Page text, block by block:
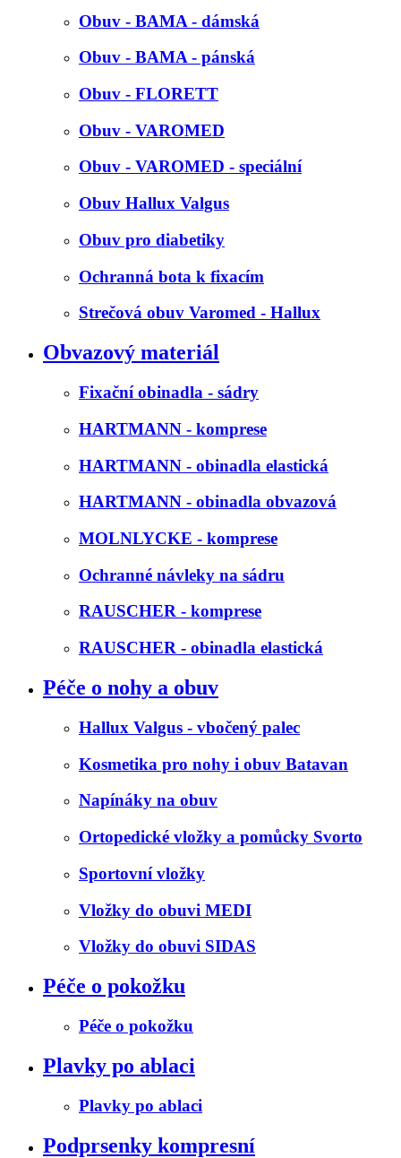
Obuv - BAMA - dámská
Obuv - BAMA - pánská
Obuv - FLORETT
Obuv - VAROMED
Obuv - VAROMED - speciální
Obuv Hallux Valgus
Obuv pro diabetiky
Ochranná bota k fixacím
Strečová obuv Varomed - Hallux
Obvazový materiál
Fixační obinadla - sádry
HARTMANN - komprese
HARTMANN - obinadla elastická
HARTMANN - obinadla obvazová
MOLNLYCKE - komprese
Ochranné návleky na sádru
RAUSCHER - komprese
RAUSCHER - obinadla elastická
Péče o nohy a obuv
Hallux Valgus - vbočený palec
Kosmetika pro nohy i obuv Batavan
Napínáky na obuv
Ortopedické vložky a pomůcky Svorto
Sportovní vložky
Vložky do obuvi MEDI
Vložky do obuvi SIDAS
Péče o pokožku
Péče o pokožku
Plavky po ablaci
Plavky po ablaci
Podprsenky kompresní